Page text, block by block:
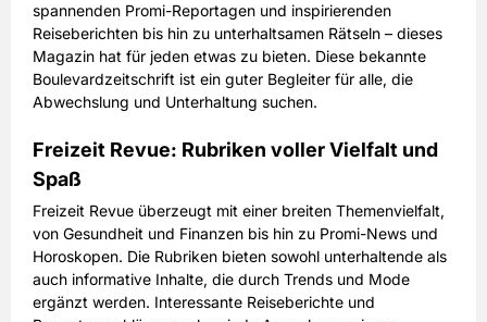
spannenden Promi-Reportagen und inspirierenden
Reiseberichten bis hin zu unterhaltsamen Rätseln – dieses
Magazin hat für jeden etwas zu bieten. Diese bekannte
Boulevardzeitschrift ist ein guter Begleiter für alle, die
Abwechslung und Unterhaltung suchen.
Freizeit Revue: Rubriken voller Vielfalt und
Spaß
Freizeit Revue überzeugt mit einer breiten Themenvielfalt,
von Gesundheit und Finanzen bis hin zu Promi-News und
Horoskopen. Die Rubriken bieten sowohl unterhaltende als
auch informative Inhalte, die durch Trends und Mode
ergänzt werden. Interessante Reiseberichte und